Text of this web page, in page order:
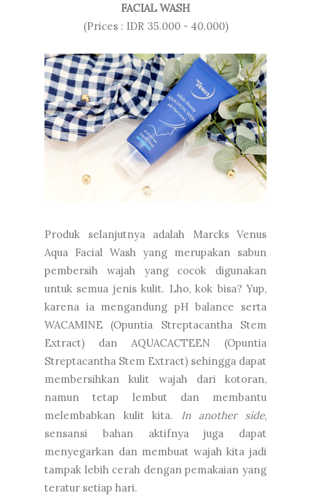
FACIAL WASH
(Prices : IDR 35.000 - 40.000)
Produk selanjutnya adalah Marcks Venus
Aqua Facial Wash yang merupakan sabun
pembersih wajah yang cocok digunakan
untuk semua jenis kulit. Lho, kok bisa? Yup,
karena ia mengandung pH balance serta
WACAMINE (Opuntia Streptacantha Stem
Extract) dan AQUACACTEEN (Opuntia
Streptacantha Stem Extract) sehingga dapat
membersihkan kulit wajah dari kotoran,
namun tetap lembut dan membantu
melembabkan kulit kita. In another side,
sensansi bahan aktifnya juga dapat
menyegarkan dan membuat wajah kita jadi
tampak lebih cerah dengan pemakaian yang
teratur setiap hari.